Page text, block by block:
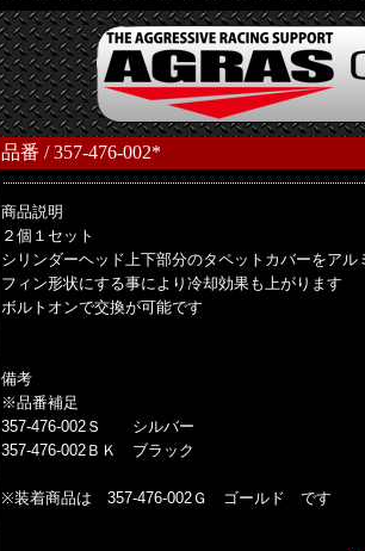
品番 / 357-476-002*
商品説明
２個１セット
シリンダーヘッド上下部分のタペットカバーをアル
フィン形状にする事により冷却効果も上がります
ボルトオンで交換が可能です
備考
※品番補足
357-476-002Ｓ シルバー
357-476-002ＢＫ ブラック
※装着商品は 357-476-002Ｇ ゴールド です